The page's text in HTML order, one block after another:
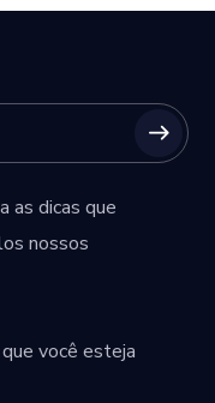
as dicas que
nossos
você esteja